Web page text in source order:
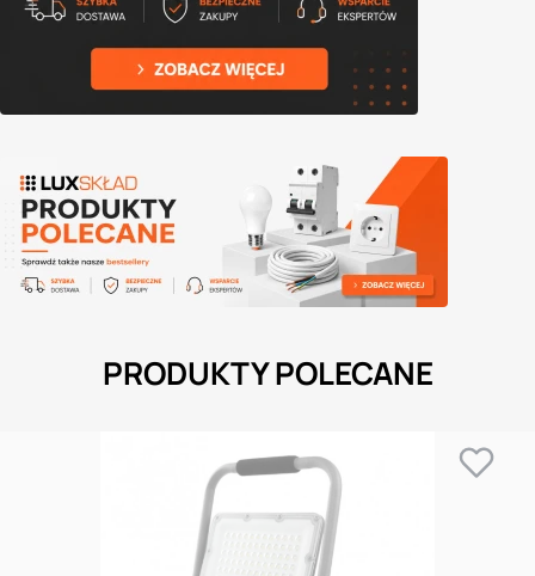
PRODUKTY POLECANE